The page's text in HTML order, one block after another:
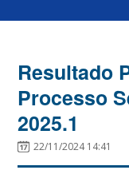
Resultado
Processo
2025.1
22/11/2024 14:41